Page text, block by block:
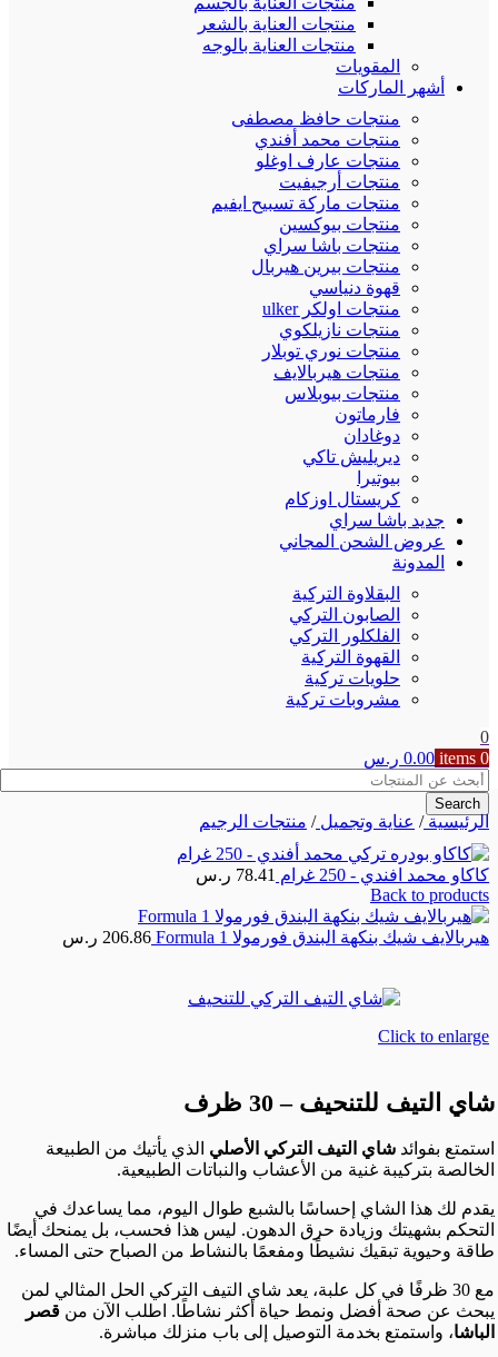
منتجات العناية بالشعر
منتجات العناية بالوجه
المقويات
أشهر الماركات
منتجات حافظ مصطفى
منتجات محمد أفندي
منتجات عارف اوغلو
منتجات أرجيفيت
منتجات ماركة تسبيح ايفيم
منتجات بيوكسين
منتجات باشا سراي
منتجات بيرين هيربال
قهوة دنياسي
منتجات اولكر ulker
منتجات نازيلكوي
منتجات نوري توبلار
منتجات هيربالايف
منتجات بيوبلاس
فارماتون
دوغادان
ديريليش تاكي
بيوتيرا
كريستال اوزكام
جديد باشا سراي
عروض الشحن المجاني
المدونة
البقلاوة التركية
الصابون التركي
الفلكلور التركي
القهوة التركية
حلويات تركية
مشروبات تركية
0
0
items
0.00 ر.س
Search
الرئيسية/ عناية وتجميل/ منتجات الرجيم
كاكاو محمد افندي - 250 غرام 78.41 ر.س
Back to products
هيربالايف شيك بنكهة البندق فورمولا Formula 1 206.86 ر.س
Click to enlarge
شاي التيف للتنحيف – 30 ظرف
استمتع بفوائد شاي التيف التركي الأصلي الذي يأتيك من الطبيعة
الخالصة بتركيبة غنية من الأعشاب والنباتات الطبيعية.
يقدم لك هذا الشاي إحساسًا بالشبع طوال اليوم، مما يساعدك في
التحكم بشهيتك وزيادة حرق الدهون. ليس هذا فحسب، بل يمنحك أيضًا
طاقة وحيوية تبقيك نشيطًا ومفعمًا بالنشاط من الصباح حتى المساء.
مع 30 ظرفًا في كل علبة، يعد شاي التيف التركي الحل المثالي لمن
يبحث عن صحة أفضل ونمط حياة أكثر نشاطًا. اطلب الآن من قصر
الباشا، واستمتع بخدمة التوصيل إلى باب منزلك مباشرة.